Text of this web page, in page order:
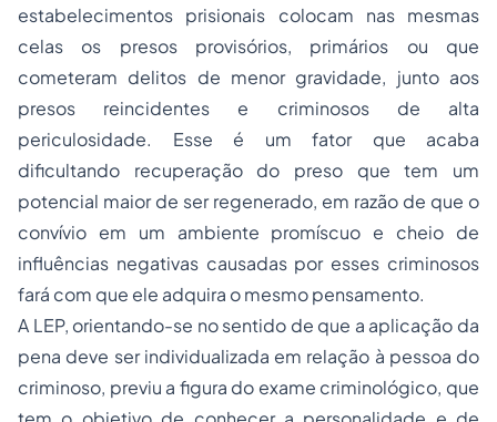
estabelecimentos prisionais colocam nas mesmas
celas os presos provisórios, primários ou que
cometeram delitos de menor gravidade, junto aos
presos reincidentes e criminosos de alta
periculosidade. Esse é um fator que acaba
dificultando recuperação do preso que tem um
potencial maior de ser regenerado, em razão de que o
convívio em um ambiente promíscuo e cheio de
influências negativas causadas por esses criminosos
fará com que ele adquira o mesmo pensamento.
A LEP, orientando-se no sentido de que a aplicação da
pena deve ser individualizada em relação à pessoa do
criminoso, previu a figura do exame criminológico, que